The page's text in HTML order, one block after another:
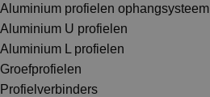
Aluminium profielen ophangsysteem
Aluminium U profielen
Aluminium L profielen
Groefprofielen
Profielverbinders